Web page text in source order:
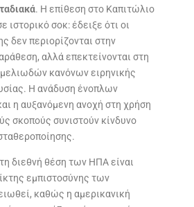
. Η επίθεση στο Καπιτώλιο
ιστορικό σοκ: έδειξε ότι οι
δεν περιορίζονται στην
αλλά επεκτείνονται στη
κανόνων ειρηνικής
Η ανάδυση ένοπλων
η αυξανόμενη ανοχή στη χρήση
σκοπούς συνιστούν κίνδυνο
διεθνή θέση των ΗΠΑ είναι
εμπιστοσύνης των
καθώς η αμερικανική